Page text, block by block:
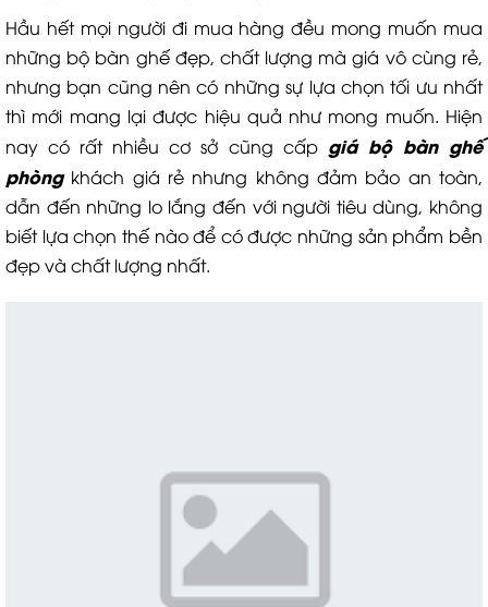
Hầu hết mọi người đi mua hàng đều mong muốn mua
những bộ bàn ghế đẹp, chất lượng mà giá vô cùng rẻ,
nhưng bạn cũng nên có những sự lựa chọn tối ưu nhất
thì mới mang lại được hiệu quả như mong muốn. Hiện
nay có rất nhiều cơ sở cũng cấp giá bộ bàn ghế
phòngkhách giá rẻ nhưng không đảm bảo an toàn,
dẫn đến những lo lắng đến với người tiêu dùng, không
biết lựa chọn thế nào để có được những sản phẩm bền
đẹp và chất lượng nhất.